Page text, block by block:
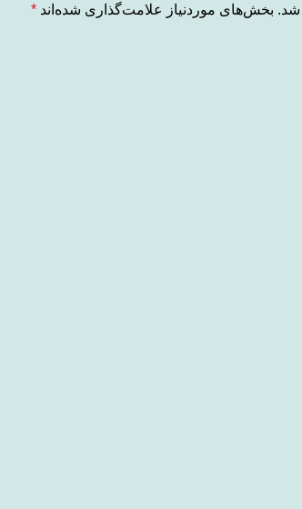
شد. بخش‌های موردنیاز علامت‌گذاری شده‌اند *